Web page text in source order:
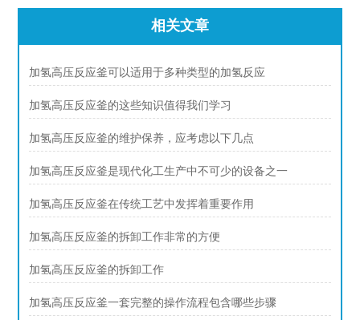
相关文章
加氢高压反应釜可以适用于多种类型的加氢反应
加氢高压反应釜的这些知识值得我们学习
加氢高压反应釜的维护保养，应考虑以下几点
加氢高压反应釜是现代化工生产中不可少的设备之一
加氢高压反应釜在传统工艺中发挥着重要作用
加氢高压反应釜的拆卸工作非常的方便
加氢高压反应釜的拆卸工作
加氢高压反应釜一套完整的操作流程包含哪些步骤